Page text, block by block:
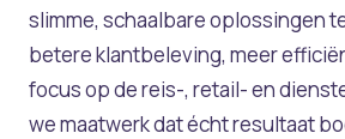
slimme, schaalbare oplossingen
betere klantbeleving, meer
focus op de reis-, retail- en
we maatwerk dat écht resultaat